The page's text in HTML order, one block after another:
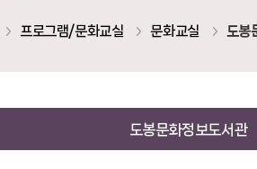
프로그램/문화교실 문화교실 도봉
도봉문화정보도서관